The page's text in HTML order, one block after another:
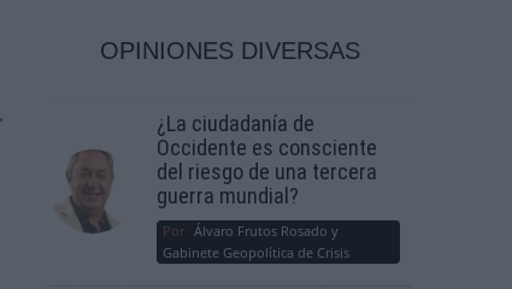
OPINIONES DIVERSAS
¿La ciudadanía de
Occidente es consciente
del riesgo de una tercera
guerra mundial?
Por Álvaro Frutos Rosado y
Gabinete Geopolítica de Crisis